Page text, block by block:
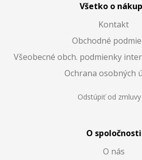
Všetko o
Kontakt
Obchodné
Všeobecné obch. podmienky
Ochrana osobných
Odstúpiť od
O spoločnosti
O nás